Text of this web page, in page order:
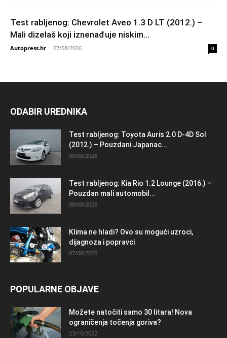
Test rabljenog: Chevrolet Aveo 1.3 D LT (2012.) –
Mali dizelaš koji iznenađuje niskim...
Autopress.hr - 07/08/2026 0
ODABIR UREDNIKA
Test rabljenog: Toyota Auris 2.0 D-4D Sol
(2012.) – Pouzdani Japanac...
09/08/2026
Test rabljenog: Kia Rio 1.2 Lounge (2016.) –
Pouzdan mali automobil...
08/08/2026
Klima ne hladi? Ovo su mogući uzroci,
dijagnoza i popravci
07/08/2026
POPULARNE OBJAVE
Možete natočiti samo 30 litara! Nova
ograničenja točenja goriva?
23/10/2022